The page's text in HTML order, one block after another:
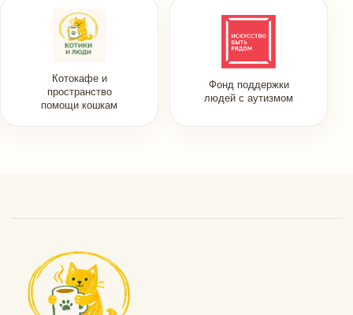
Котокафе и
пространство
помощи кошкам
Фонд поддержки
людей с аутизмом